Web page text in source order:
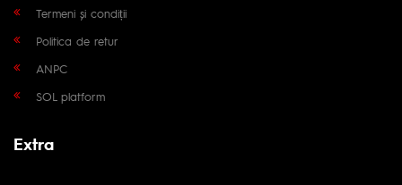
Termeni și condiții
Politica de retur
ANPC
SOL platform
Extra